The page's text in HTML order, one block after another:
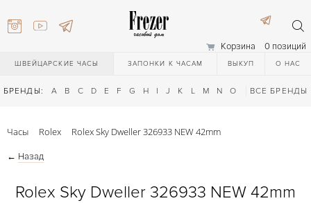
Корзина 0 позиций
ШВЕЙЦАРСКИЕ ЧАСЫ ЗАПОНКИ К ЧАСАМ ВЫКУП О НАС
БРЕНДЫ: A B C D E F G H I J K L M N O Q R S T
ВСЕ БРЕНДЫ
Часы Rolex Rolex Sky Dweller 326933 NEW 42mm
← Назад
Rolex Sky Dweller 326933 NEW 42mm